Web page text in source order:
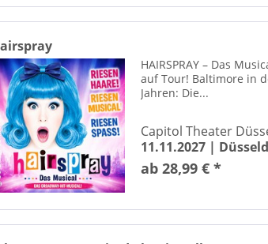
HAIRSPRAY – Das
auf Tour! Baltimore in
Jahren: Die...
Capitol Theater
11.11.2027 |
ab 28,99 € *